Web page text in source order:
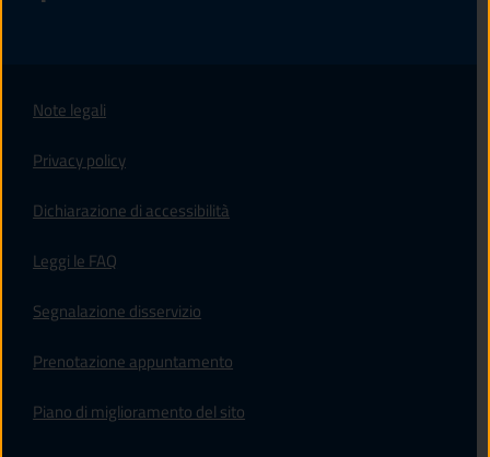
Note legali
Privacy policy
Dichiarazione di accessibilità
Leggi le FAQ
Segnalazione disservizio
Prenotazione appuntamento
Piano di miglioramento del sito